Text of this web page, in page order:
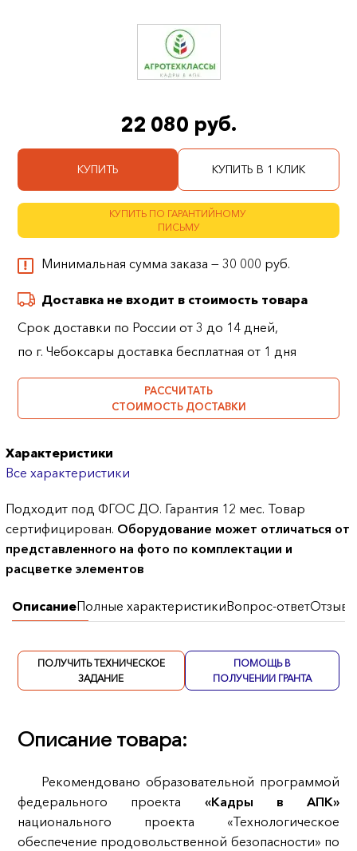
22 080 руб.
КУПИТЬ КУПИТЬ В 1 КЛИК
КУПИТЬ ПО ГАРАНТИЙНОМУ
ПИСЬМУ
Минимальная сумма заказа — 30 000 руб.
Доставка не входит в стоимость товара
Срок доставки по России от 3 до 14 дней,
по г. Чебоксары доставка бесплатная от 1 дня
РАССЧИТАТЬ
СТОИМОСТЬ ДОСТАВКИ
Характеристики
Все характеристики
Подходит под ФГОС ДО. Гарантия 12 мес. Товар
сертифицирован. Оборудование может отличаться от
представленного на фото по комплектации и
расцветке элементов
ОписаниеПолные характеристикиВопрос-ответОтзывы
ПОЛУЧИТЬ ТЕХНИЧЕСКОЕ
ЗАДАНИЕ
ПОМОЩЬ В
ПОЛУЧЕНИИ ГРАНТА
Описание товара:
Рекомендовано образовательной программой
федерального проекта «Кадры в АПК»
национального проекта «Технологическое
обеспечение продовольственной безопасности» по